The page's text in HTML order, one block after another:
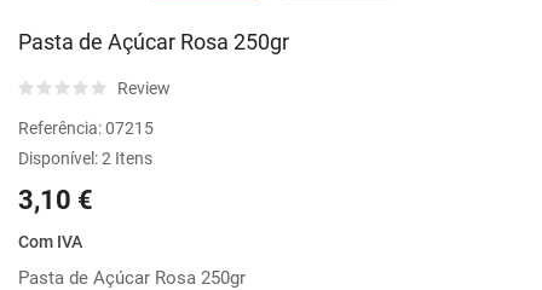
Pasta de Açúcar Rosa 250gr
Review
Referência:07215
Disponível:2 Itens
3,10 €
Com IVA
Pasta de Açúcar Rosa 250gr